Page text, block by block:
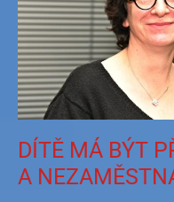
DÍTĚ MÁ BÝT
A